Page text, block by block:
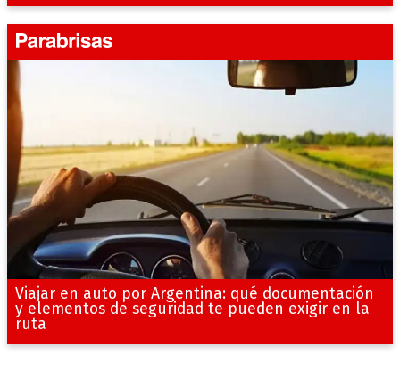
Viajar en auto por Argentina: qué documentación
y elementos de seguridad te pueden exigir en la
ruta